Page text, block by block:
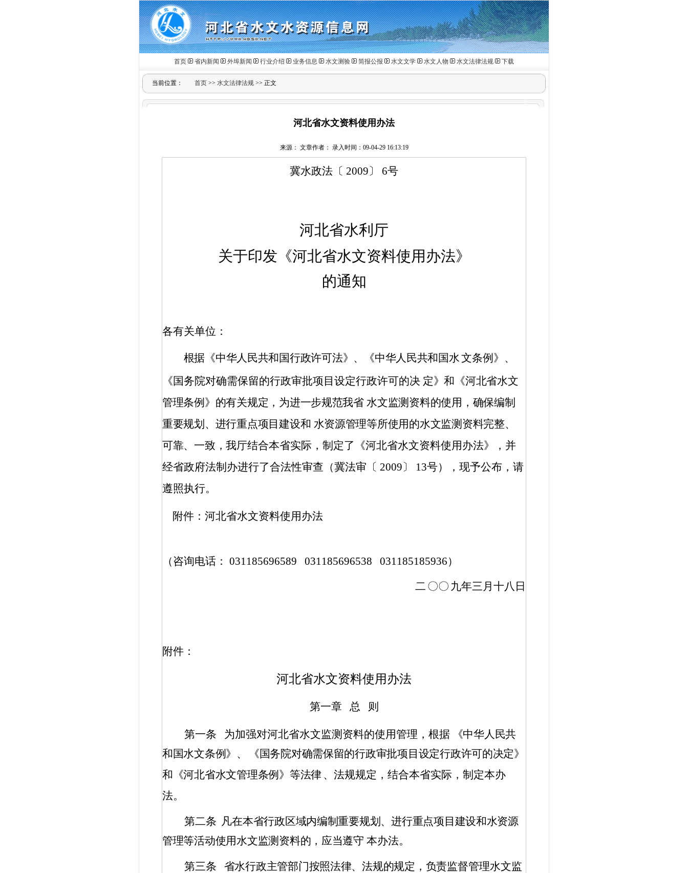
首页 省内新闻 外埠新闻 行业介绍 业务信息 水文测验 简报公报 水文文学 水文人物 水文法律法规 下载
当前位置： 首页 >> 水文法律法规 >> 正文
河北省水文资料使用办法
来源： 文章作者： 录入时间：09-04-29 16:13:19
冀水政法〔 2009〕 6号
河北省水利厅
关于印发《河北省水文资料使用办法》
的通知
各有关单位：
根据《中华人民共和国行政许可法》、《中华人民共和国水文条例》、
《国务院对确需保留的行政审批项目设定行政许可的决 定》和《河北省水文
管理条例》的有关规定，为进一步规范我省水文监测资料的使用，确保编制
重要规划、进行重点项目建设和 水资源管理等所使用的水文监测资料完整、
可靠、一致，我厅结合本省实际，制定了《河北省水文资料使用办法》，并
经省政府法制办进行了合法性审查（冀法审〔 2009〕 13号），现予公布，请
遵照执行。
附件：河北省水文资料使用办法
（咨询电话： 031185696589 031185696538 031185185936）
二 〇〇 九年三月十八日
附件：
河北省水文资料使用办法
第一章 总 则
第一条 为加强对河北省水文监测资料的使用管理，根据
《中华人民共
和国水文条例》、
《国务院对确需保留的行政审批项目设定行政许可的决定》
和《河北省水文管理条例》等法律 、法规规定，结合本省实际，制定本办
法。
第二条 凡在本省行政区域内编制重要规划、进行重点项目建设和水资源
管理等活动使用水文监测资料的，应当遵守 本办法。
第三条 省水行政主管部门按照法律、法规的规定，负责监督管理水文监